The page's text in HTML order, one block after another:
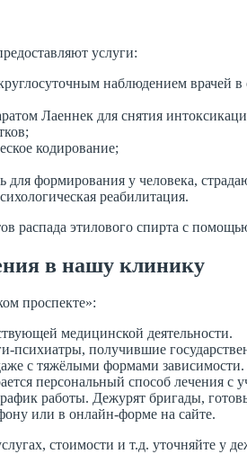
услуги:
наблюдением врачей
Лаеннек для снятия
кодирование;
для формирования у человека,
реабилитация.
распада этилового спирта с
в нашу клинику
проспекте»:
медицинской деятельности.
психиатры, получившие
с тяжёлыми формами зависимости.
персональный способ лечения
работы. Дежурят бригады,
или в онлайн-форме на сайте.
стоимости и т.д. уточняйте у